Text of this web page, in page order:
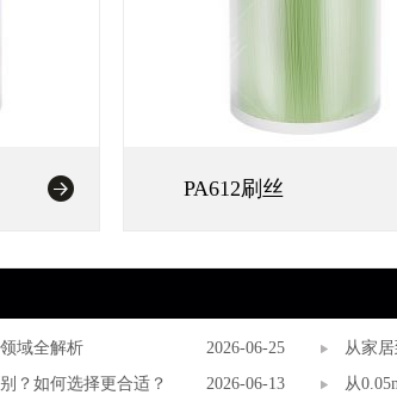
PA612刷丝
域全解析 2026-06-25 从家
？如何选择更合适？
2026-06-13
从